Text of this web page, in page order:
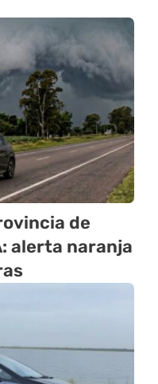
de
alerta naranja